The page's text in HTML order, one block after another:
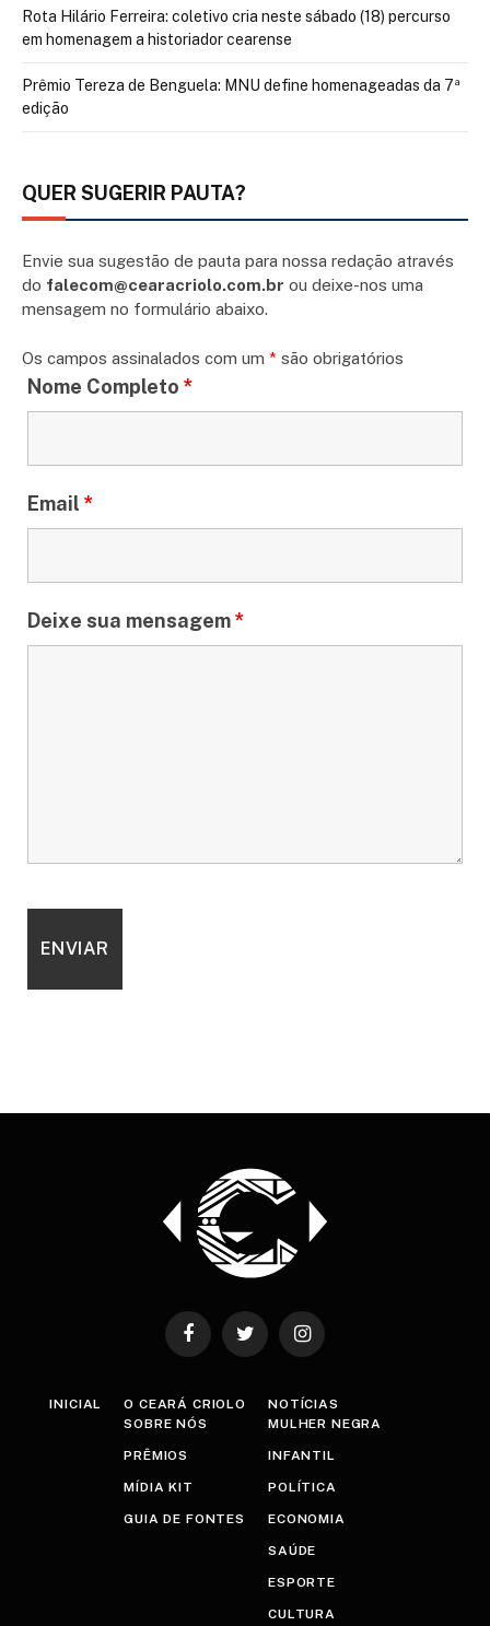
Rota Hilário Ferreira: coletivo cria neste sábado (18) percurso
em homenagem a historiador cearense
Prêmio Tereza de Benguela: MNU define homenageadas da 7ª
edição
QUER SUGERIR PAUTA?
Envie sua sugestão de pauta para nossa redação através
do falecom@cearacriolo.com.br ou deixe-nos uma
mensagem no formulário abaixo.
Os campos assinalados com um * são obrigatórios
Nome Completo *
Email *
Deixe sua mensagem*
FacebookTwitter Instagram
INICIAL
O CEARÁ CRIOLO
SOBRE NÓS
PRÊMIOS
MÍDIA KIT
GUIA DE FONTES
NOTÍCIAS
MULHER NEGRA
INFANTIL
POLÍTICA
ECONOMIA
SAÚDE
ESPORTE
CULTURA